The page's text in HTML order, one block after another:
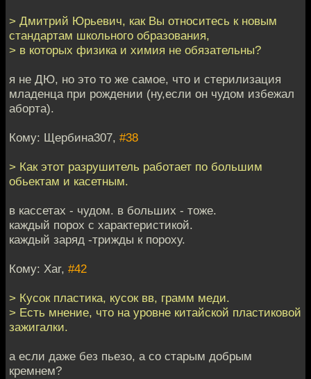
> Дмитрий Юрьевич, как Вы относитесь к новым
стандартам школьного образования,
> в которых физика и химия не обязательны?
я не ДЮ, но это то же самое, что и стерилизация
младенца при рождении (ну,если он чудом избежал
аборта).
Кому: Щербина307, #38
> Как этот разрушитель работает по большим
обьектам и касетным.
в кассетах - чудом. в больших - тоже.
каждый порох с характеристикой.
каждый заряд -трижды к пороху.
Кому: Xar, #42
> Кусок пластика, кусок вв, грамм меди.
> Есть мнение, что на уровне китайской пластиковой
зажигалки.
а если даже без пьезо, а со старым добрым
кремнем?